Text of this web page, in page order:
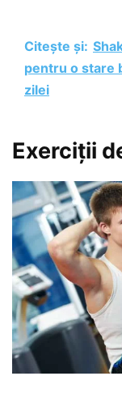
Citește și:
pentru o stare
zilei
Exerciții